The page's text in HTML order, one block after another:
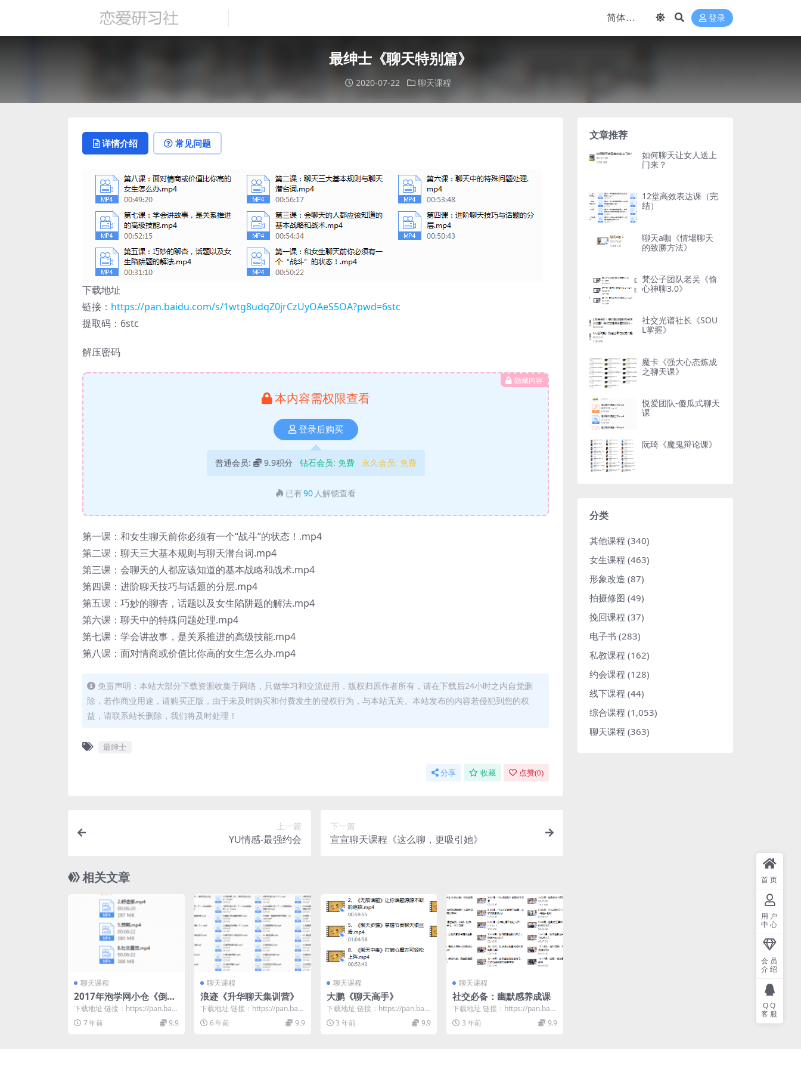
登录
最绅士《聊天特别篇》
2020-07-22 聊天课程
详情介绍 常见问题
下载地址
链接： https://pan.baidu.com/s/1wtg8udqZ0jrCzUyOAeS5OA?pwd=6stc
提取码：6stc
解压密码
隐藏内容
本内容需权限查看
登录后购买
普通会员: 9.9积分 钻石会员: 免费 永久会员: 免费
已有90 人解锁查看
第一课：和女生聊天前你必须有一个“战斗”的状态！.mp4
第二课：聊天三大基本规则与聊天潜台词.mp4
第三课：会聊天的人都应该知道的基本战略和战术.mp4
第四课：进阶聊天技巧与话题的分层.mp4
第五课：巧妙的聊杏，话题以及女生陷阱题的解法.mp4
第六课：聊天中的特殊问题处理.mp4
第七课：学会讲故事，是关系推进的高级技能.mp4
第八课：面对情商或价值比你高的女生怎么办.mp4
免责声明：本站大部分下载资源收集于网络，只做学习和交流使用，版权归原作者所有，请在下载后24小时之内自觉删
除，若作商业用途，请购买正版，由于未及时购买和付费发生的侵权行为，与本站无关。本站发布的内容若侵犯到您的权
益，请联系站长删除，我们将及时处理！
最绅士
分享 收藏 点赞(0)
上一篇
YU情感-最强约会
下一篇
宣宣聊天课程《这么聊，更吸引她》
相关文章
聊天课程
2017年泡学网小仓《倒追
聊程》
下载地址 链接：https://pan.baid
u.com/s/1VNENcBB...
7 年前 9.9
聊天课程
浪迹《升华聊天集训营》
下载地址 链接：https://pan.baid
u.com/s/16IcwqZB...
6 年前 9.9
聊天课程
大鹏《聊天高手》
下载地址 链接：https://pan.baid
u.com/s/1SZd2ACO...
3 年前 9.9
聊天课程
社交必备：幽默感养成课
下载地址 链接：https://pan.baid
u.com/s/1vuzZYSh...
3 年前 9.9
文章推荐
如何聊天让女人送上
门来？
12堂高效表达课（完
结）
聊天a咖《情場聊天
的致勝方法》
梵公子团队老吴《偷
心神聊3.0》
社交光谱社长《SOU
L掌握》
魔卡《强大心态炼成
之聊天课》
悦爱团队-傻瓜式聊天
课
阮琦《魔鬼辩论课》
分类
其他课程 (340)
女生课程 (463)
形象改造 (87)
拍摄修图 (49)
挽回课程 (37)
电子书 (283)
私教课程 (162)
约会课程 (128)
线下课程 (44)
综合课程 (1,053)
聊天课程 (363)
首页
用户
中心
会员
介绍
QQ
客服